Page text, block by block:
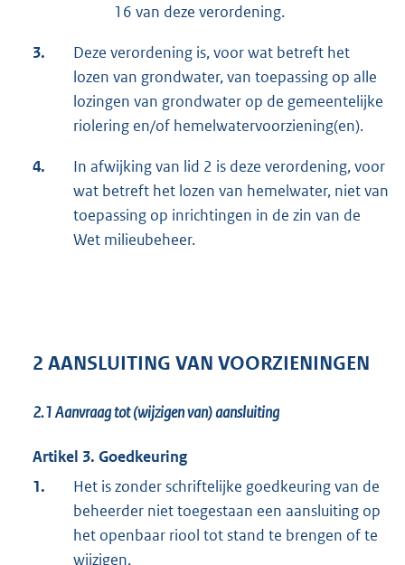
16 van deze verordening.
3.
Deze verordening is, voor wat betreft het
lozen van grondwater, van toepassing op alle
lozingen van grondwater op de gemeentelijke
riolering en/of hemelwatervoorziening(en).
4.
In afwijking van lid 2 is deze verordening, voor
wat betreft het lozen van hemelwater, niet van
toepassing op inrichtingen in de zin van de
Wet milieubeheer.
2 AANSLUITING VAN VOORZIENINGEN
2.1Aanvraag tot (wijzigen van) aansluiting
Artikel 3. Goedkeuring
1.
Het is zonder schriftelijke goedkeuring van de
beheerder niet toegestaan een aansluiting op
het openbaar riool tot stand te brengen of te
wijzigen.